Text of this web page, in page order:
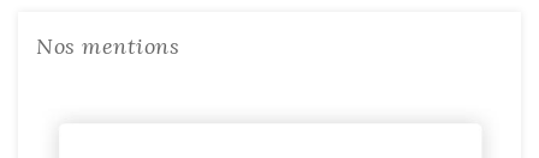
Nos mentions